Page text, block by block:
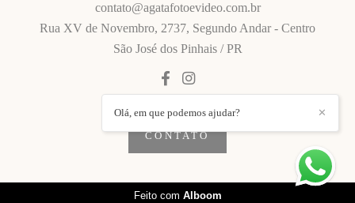
contato@agatafotoevideo.com.br
Rua XV de Novembro, 2737, Segundo Andar - Centro
São José dos Pinhais / PR
CONTATO
✕
Olá, em que podemos ajudar?
Feito com Alboom